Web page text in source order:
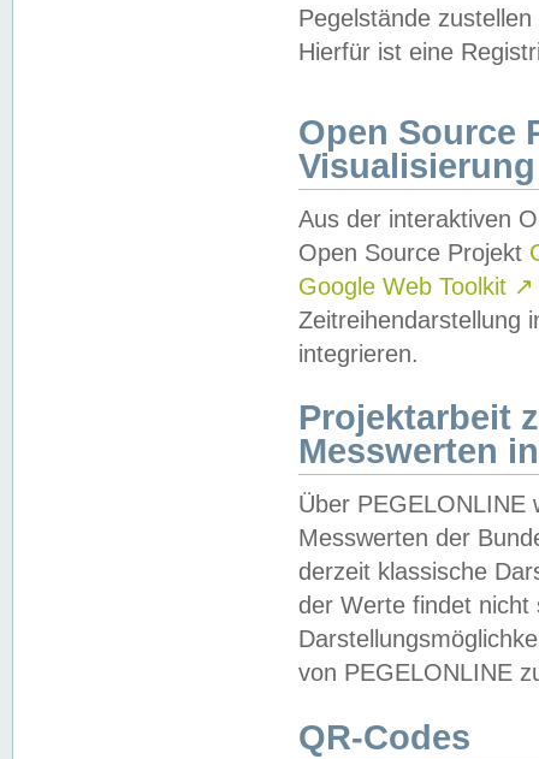
Pegelstände
Hierfür ist eine
Open Source
Visualisierung
Aus der interaktiven
Open Source Projekt
Google Web Toolkit ↗
Zeitreihendarstellung
integrieren.
Projektarbeit
Messwerten
Über PEGELONLINE
Messwerten der
derzeit klassische
der Werte findet
von PEGELONLINE
QR-Codes